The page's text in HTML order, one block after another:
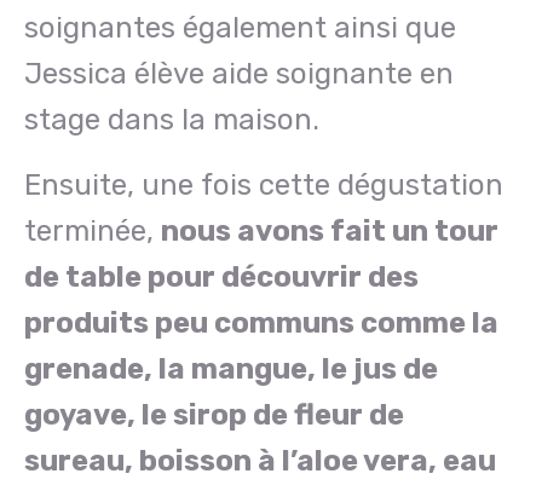
soignantes également ainsi que
Jessica élève aide soignante en
stage dans la maison.
Ensuite, une fois cette dégustation
terminée, nous avons fait un tour
de table pour découvrir des
produits peu communs comme la
grenade, la mangue, le jus de
goyave, le sirop de fleur de
sureau, boisson à l’aloe vera, eau